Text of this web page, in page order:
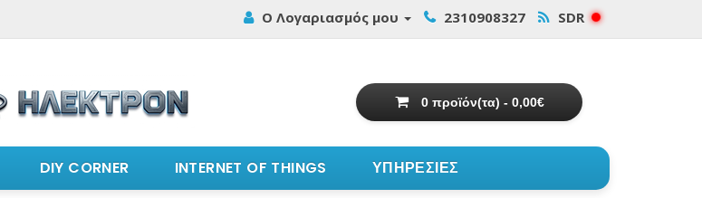
Ο Λογαριασμός μου 2310908327 SDR
0 προϊόν(τα) - 0,00€
DIY CORNER INTERNET OF THINGS ΥΠΗΡΕΣΙΕΣ